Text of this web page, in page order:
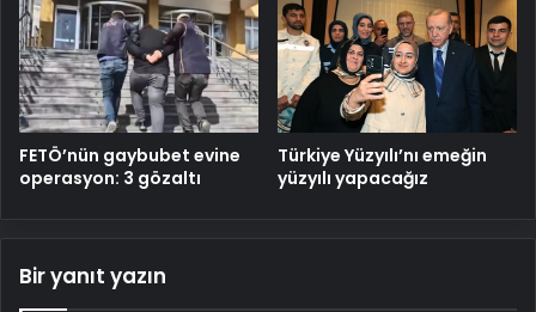
FETÖ’nün gaybubet evine
operasyon: 3 gözaltı
Türkiye Yüzyılı’nı emeğin
yüzyılı yapacağız
Bir yanıt yazın